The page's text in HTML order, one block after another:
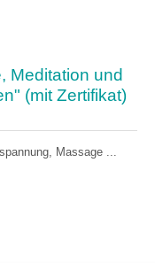
Meditation und
(mit Zertifikat)
Massage ...